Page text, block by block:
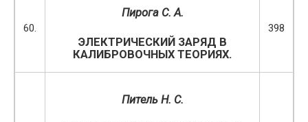
60.
Пирога С. А.
ЭЛЕКТРИЧЕСКИЙ ЗАРЯД В
КАЛИБРОВОЧНЫХ ТЕОРИЯХ.
398
Питель Н. С.